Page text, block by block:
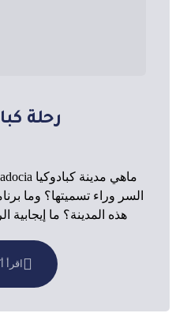
رحلة
السر وراء تسميتها؟ وما
هذه المدينة؟ ما إيجابية
اقرأ